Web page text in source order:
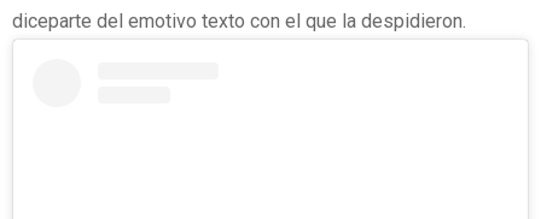
diceparte del emotivo texto con el que la despidieron.